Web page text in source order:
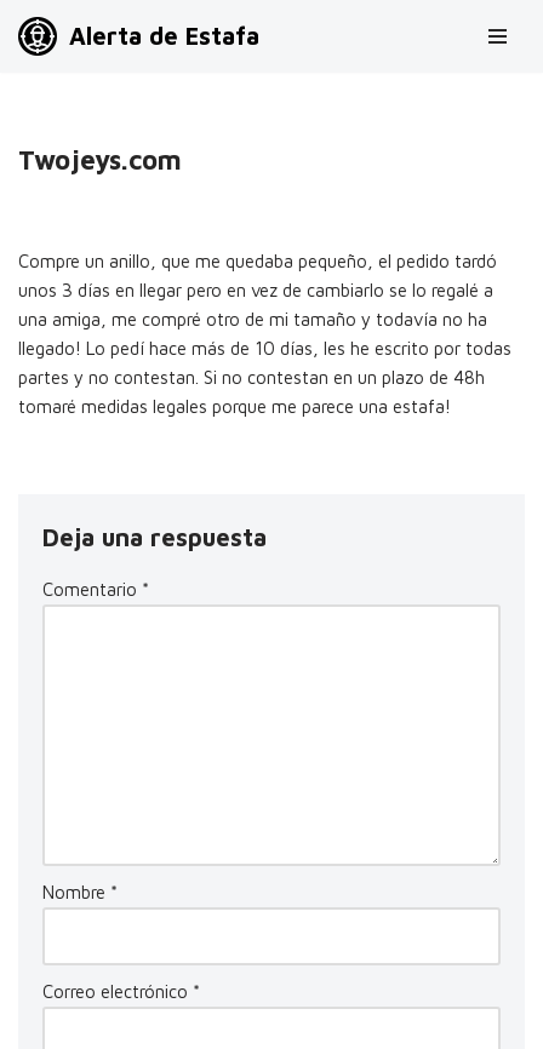
Alerta de Estafa
Twojeys.com
Compre un anillo, que me quedaba pequeño, el pedido tardó
unos 3 días en llegar pero en vez de cambiarlo se lo regalé a
una amiga, me compré otro de mi tamaño y todavía no ha
llegado! Lo pedí hace más de 10 días, les he escrito por todas
partes y no contestan. Si no contestan en un plazo de 48h
tomaré medidas legales porque me parece una estafa!
Deja una respuesta
Comentario *
Nombre *
Correo electrónico *